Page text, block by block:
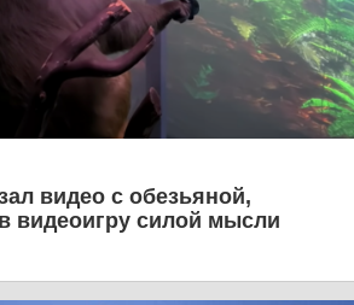
видео с обезьяной,
видеоигру силой мысли